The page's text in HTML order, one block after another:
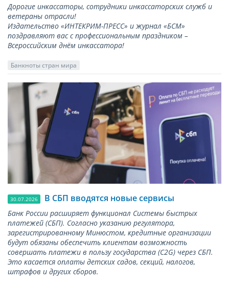
Дорогие инкассаторы, сотрудники инкассаторских служб и
ветераны отрасли!
Издательство «ИНТЕКРИМ-ПРЕСС» и журнал «БСМ»
поздравляют вас с профессиональным праздником –
Всероссийским днём инкассатора!
Банкноты стран мира
30.07.2026 В СБП вводятся новые сервисы
Банк России расширяет функционал Системы быстрых
платежей (СБП). Согласно указанию регулятора,
зарегистрированному Минюстом, кредитные организации
будут обязаны обеспечить клиентам возможность
совершать платежи в пользу государства (С2G) через СБП.
Это касается оплаты детских садов, секций, налогов,
штрафов и других сборов.